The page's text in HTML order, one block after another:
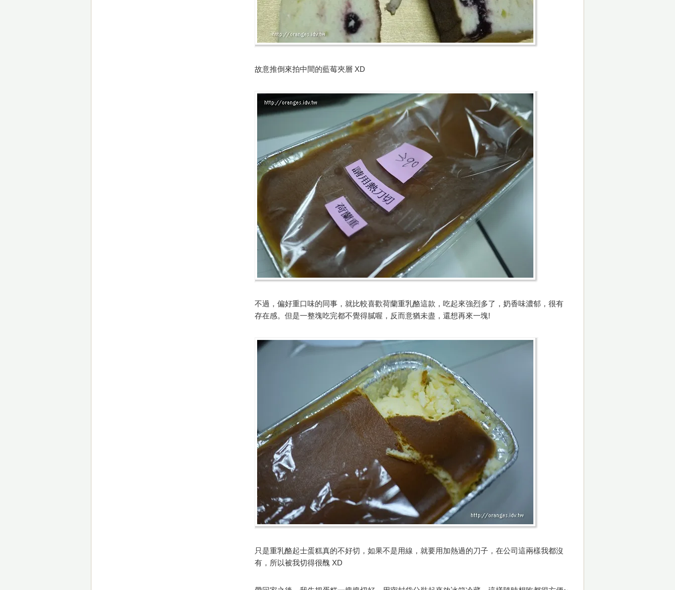
故意推倒來拍中間的藍莓夾層 XD
不過，偏好重口味的同事，就比較喜歡荷蘭重乳酪這款，吃起來強烈多了，奶香味濃郁，很有
存在感。但是一整塊吃完都不覺得膩喔，反而意猶未盡，還想再來一塊!
只是重乳酪起士蛋糕真的不好切，如果不是用線，就要用加熱過的刀子，在公司這兩樣我都沒
有，所以被我切得很醜 XD